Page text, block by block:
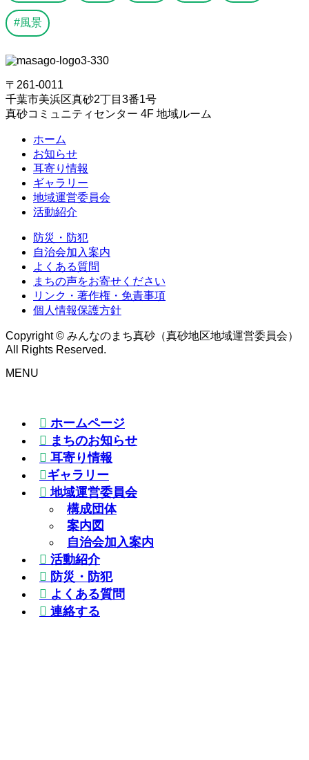
風景
〒261-0011
千葉市美浜区真砂2丁目3番1号
真砂コミュニティセンター 4F 地域ルーム
ホーム
お知らせ
耳寄り情報
ギャラリー
地域運営委員会
活動紹介
防災・防犯
自治会加入案内
よくある質問
まちの声をお寄せください
リンク・著作権・免責事項
個人情報保護方針
Copyright © みんなのまち真砂（真砂地区地域運営委員会）
All Rights Reserved.
MENU
ホームページ
まちのお知らせ
耳寄り情報
ギャラリー
地域運営委員会
構成団体
案内図
自治会加入案内
活動紹介
防災・防犯
よくある質問
連絡する